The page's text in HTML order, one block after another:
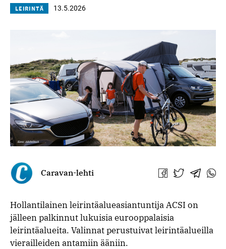
LEIRINTÄ 13.5.2026
Caravan-lehti
Jaa Jaa Jaa Jaa
Hollantilainen leirintäalueasiantuntija ACSI on
jälleen palkinnut lukuisia eurooppalaisia
leirintäalueita. Valinnat perustuivat leirintäalueilla
vierailleiden antamiin ääniin.